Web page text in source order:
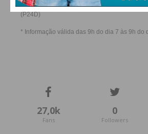
27,0k
Fans
0
Followers